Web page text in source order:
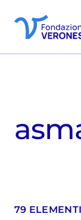
79 ELEMENTI